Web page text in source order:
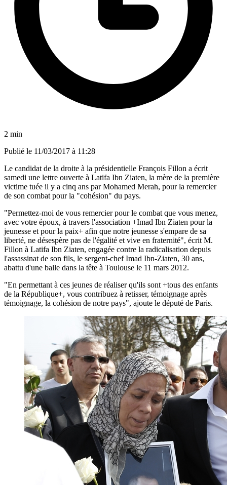
2 min
Publié le 11/03/2017 à 11:28
Le candidat de la droite à la présidentielle François Fillon a écrit
samedi une lettre ouverte à Latifa Ibn Ziaten, la mère de la première
victime tuée il y a cinq ans par Mohamed Merah, pour la remercier
de son combat pour la "cohésion" du pays.
"Permettez-moi de vous remercier pour le combat que vous menez,
avec votre époux, à travers l'association +Imad Ibn Ziaten pour la
jeunesse et pour la paix+ afin que notre jeunesse s'empare de sa
liberté, ne désespère pas de l'égalité et vive en fraternité", écrit M.
Fillon à Latifa Ibn Ziaten, engagée contre la radicalisation depuis
l'assassinat de son fils, le sergent-chef Imad Ibn-Ziaten, 30 ans,
abattu d'une balle dans la tête à Toulouse le 11 mars 2012.
"En permettant à ces jeunes de réaliser qu'ils sont +tous des enfants
de la République+, vous contribuez à retisser, témoignage après
témoignage, la cohésion de notre pays", ajoute le député de Paris.